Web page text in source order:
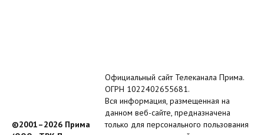
©2001–2026 Прима
Официальный сайт Телеканала Прима.
ОГРН 1022402655681.
Вся информация, размещенная на
данном веб-сайте, предназначена
только для персонального пользования